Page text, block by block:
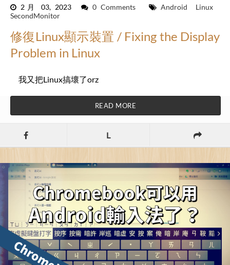
2月 03, 2023 0 Comments Android
Linux
SecondMonitor
修復Linux顯示裝置 / Fixing the Display
Problem in Linux
我又把Linux搞壞了orz
READ MORE
L